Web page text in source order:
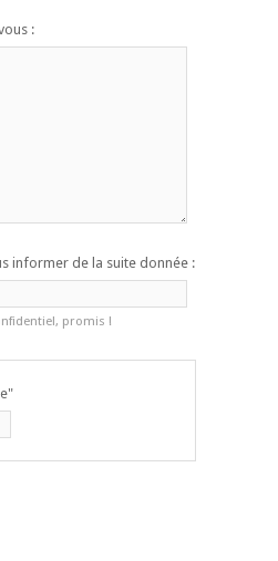
:
informer de la suite donnée :
promis !